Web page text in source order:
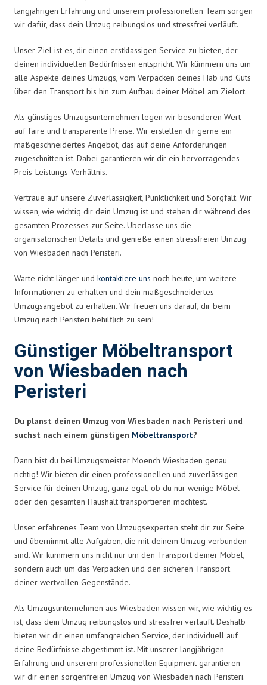
langjährigen Erfahrung und unserem professionellen Team sorgen
wir dafür, dass dein Umzug reibungslos und stressfrei verläuft.
Unser Ziel ist es, dir einen erstklassigen Service zu bieten, der
deinen individuellen Bedürfnissen entspricht. Wir kümmern uns um
alle Aspekte deines Umzugs, vom Verpacken deines Hab und Guts
über den Transport bis hin zum Aufbau deiner Möbel am Zielort.
Als günstiges Umzugsunternehmen legen wir besonderen Wert
auf faire und transparente Preise. Wir erstellen dir gerne ein
maßgeschneidertes Angebot, das auf deine Anforderungen
zugeschnitten ist. Dabei garantieren wir dir ein hervorragendes
Preis-Leistungs-Verhältnis.
Vertraue auf unsere Zuverlässigkeit, Pünktlichkeit und Sorgfalt. Wir
wissen, wie wichtig dir dein Umzug ist und stehen dir während des
gesamten Prozesses zur Seite. Überlasse uns die
organisatorischen Details und genieße einen stressfreien Umzug
von Wiesbaden nach Peristeri.
Warte nicht länger und kontaktiere uns noch heute, um weitere
Informationen zu erhalten und dein maßgeschneidertes
Umzugsangebot zu erhalten. Wir freuen uns darauf, dir beim
Umzug nach Peristeri behilflich zu sein!
Günstiger Möbeltransport
von Wiesbaden nach
Peristeri
Du planst deinen Umzug von Wiesbaden nach Peristeri und
suchst nach einem günstigen Möbeltransport?
Dann bist du bei Umzugsmeister Moench Wiesbaden genau
richtig! Wir bieten dir einen professionellen und zuverlässigen
Service für deinen Umzug, ganz egal, ob du nur wenige Möbel
oder den gesamten Haushalt transportieren möchtest.
Unser erfahrenes Team von Umzugsexperten steht dir zur Seite
und übernimmt alle Aufgaben, die mit deinem Umzug verbunden
sind. Wir kümmern uns nicht nur um den Transport deiner Möbel,
sondern auch um das Verpacken und den sicheren Transport
deiner wertvollen Gegenstände.
Als Umzugsunternehmen aus Wiesbaden wissen wir, wie wichtig es
ist, dass dein Umzug reibungslos und stressfrei verläuft. Deshalb
bieten wir dir einen umfangreichen Service, der individuell auf
deine Bedürfnisse abgestimmt ist. Mit unserer langjährigen
Erfahrung und unserem professionellen Equipment garantieren
wir dir einen sorgenfreien Umzug von Wiesbaden nach Peristeri.